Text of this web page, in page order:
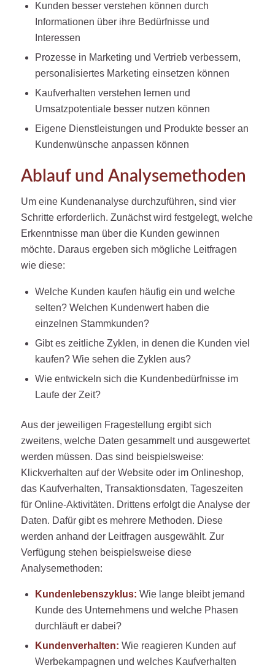
Kunden besser verstehen können durch
Informationen über ihre Bedürfnisse und
Interessen
Prozesse in Marketing und Vertrieb verbessern,
personalisiertes Marketing einsetzen können
Kaufverhalten verstehen lernen und
Umsatzpotentiale besser nutzen können
Eigene Dienstleistungen und Produkte besser an
Kundenwünsche anpassen können
Ablauf und Analysemethoden
Um eine Kundenanalyse durchzuführen, sind vier
Schritte erforderlich. Zunächst wird festgelegt, welche
Erkenntnisse man über die Kunden gewinnen
möchte. Daraus ergeben sich mögliche Leitfragen
wie diese:
Welche Kunden kaufen häufig ein und welche
selten? Welchen Kundenwert haben die
einzelnen Stammkunden?
Gibt es zeitliche Zyklen, in denen die Kunden viel
kaufen? Wie sehen die Zyklen aus?
Wie entwickeln sich die Kundenbedürfnisse im
Laufe der Zeit?
Aus der jeweiligen Fragestellung ergibt sich
zweitens, welche Daten gesammelt und ausgewertet
werden müssen. Das sind beispielsweise:
Klickverhalten auf der Website oder im Onlineshop,
das Kaufverhalten, Transaktionsdaten, Tageszeiten
für Online-Aktivitäten. Drittens erfolgt die Analyse der
Daten. Dafür gibt es mehrere Methoden. Diese
werden anhand der Leitfragen ausgewählt. Zur
Verfügung stehen beispielsweise diese
Analysemethoden:
Kundenlebenszyklus: Wie lange bleibt jemand
Kunde des Unternehmens und welche Phasen
durchläuft er dabei?
Kundenverhalten: Wie reagieren Kunden auf
Werbekampagnen und welches Kaufverhalten